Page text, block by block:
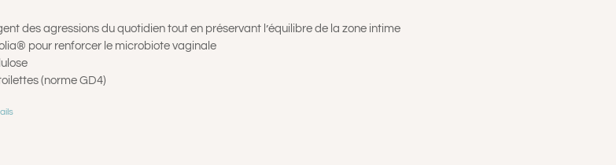
des agressions du quotidien tout en préservant l’équilibre de la zone intime
pour renforcer le microbiote vaginale
(norme GD4)